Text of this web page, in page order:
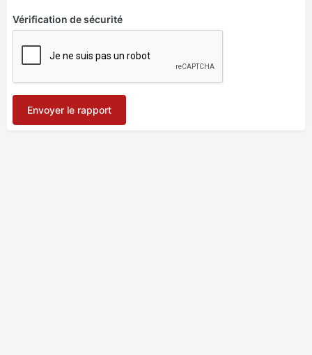
Vérification de sécurité
Envoyer le rapport